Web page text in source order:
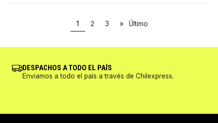
1 2 3 » Último
DESPACHOS A TODO EL PAÍS
Enviamos a todo el país a través de Chilexpress.